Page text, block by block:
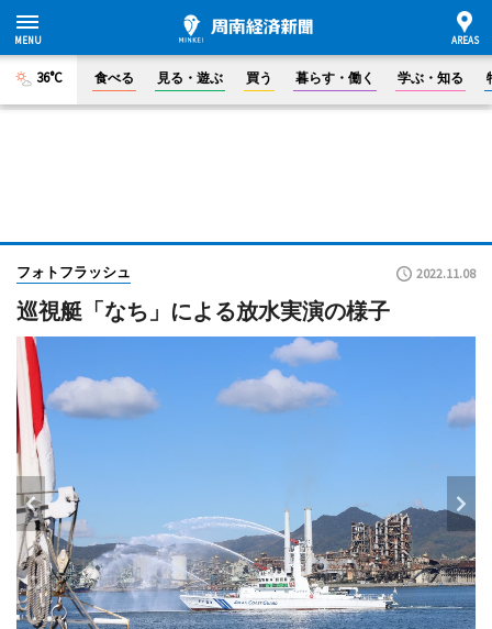
36°C 食べる 見る・遊ぶ 買う 暮らす・働く 学ぶ・知る
フォトフラッシュ 2022.11.08
巡視艇「なち」による放水実演の様子